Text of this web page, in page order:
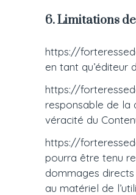
6. Limitations
https://
en tant qu’éditeur
https://
responsable de la
véracité du
https://
pourra être tenu
dommages
au matériel de